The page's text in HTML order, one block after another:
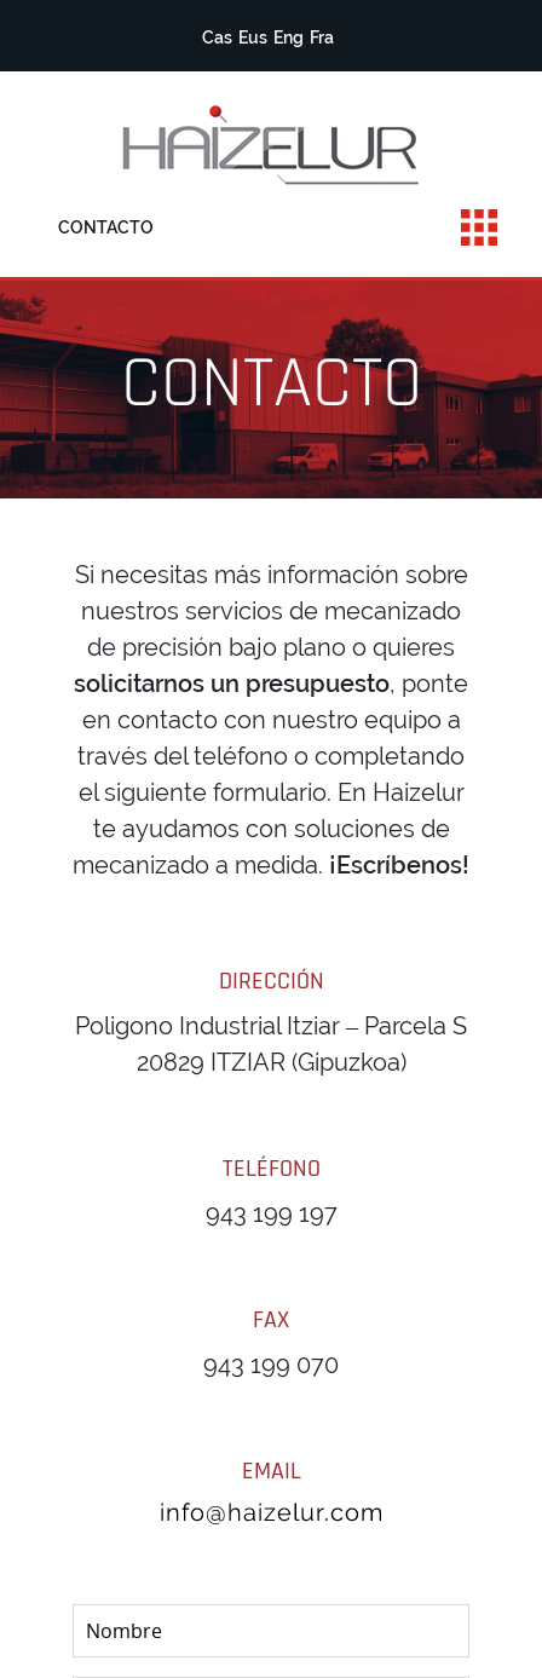
Cas Eus Eng Fra
CONTACTO
CONTACTO
Si necesitas más información sobre
nuestros servicios de mecanizado
de precisión bajo plano o quieres
solicitarnos un presupuesto, ponte
en contacto con nuestro equipo a
través del teléfono o completando
el siguiente formulario. En Haizelur
te ayudamos con soluciones de
mecanizado a medida. ¡Escríbenos!
DIRECCIÓN
Poligono Industrial Itziar – Parcela S
20829 ITZIAR (Gipuzkoa)
TELÉFONO
943 199 197
FAX
943 199 070
EMAIL